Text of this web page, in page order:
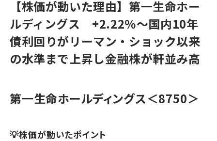
【株価が動いた理由】第一生命ホー
ルディングス +2.22％～国内10年
債利回りがリーマン・ショック以来
の水準まで上昇し金融株が軒並み高
第一生命ホールディングス＜8750＞
💡株価が動いたポイント